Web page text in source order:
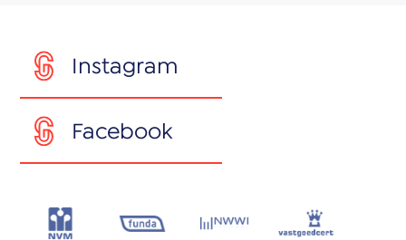
Instagram
Facebook